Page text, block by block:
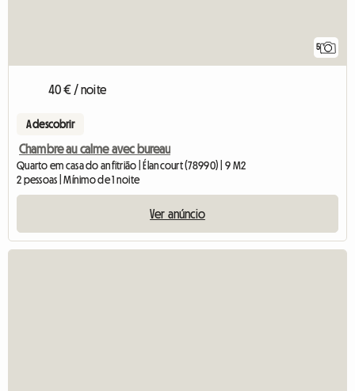
5
40 € / noite
A descobrir
Chambre au calme avec bureau
Quarto em casa do anfitrião | Élancourt (78990) | 9 M2
2 pessoas | Mínimo de 1 noite
Ver anúncio